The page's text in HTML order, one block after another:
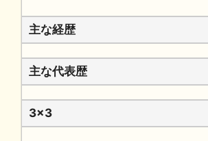
主な経歴
主な代表歴
3x3